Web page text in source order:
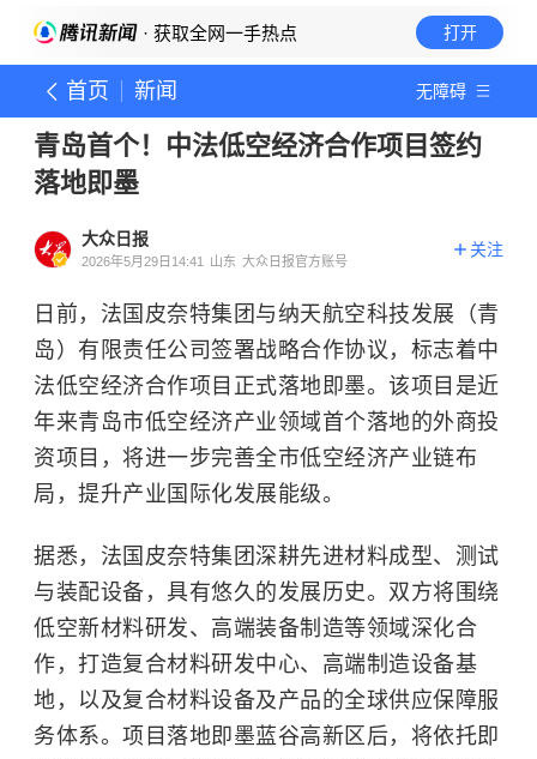
· 获取全网一手热点 打开
首页 新闻 无障碍
青岛首个！中法低空经济合作项目签约
落地即墨
大众日报
2026年5月29日14:41 山东 大众日报官方账号
关注
日前，法国皮奈特集团与纳天航空科技发展（青
岛）有限责任公司签署战略合作协议，标志着中
法低空经济合作项目正式落地即墨。该项目是近
年来青岛市低空经济产业领域首个落地的外商投
资项目，将进一步完善全市低空经济产业链布
局，提升产业国际化发展能级。
据悉，法国皮奈特集团深耕先进材料成型、测试
与装配设备，具有悠久的发展历史。双方将围绕
低空新材料研发、高端装备制造等领域深化合
作，打造复合材料研发中心、高端制造设备基
地，以及复合材料设备及产品的全球供应保障服
务体系。项目落地即墨蓝谷高新区后，将依托即